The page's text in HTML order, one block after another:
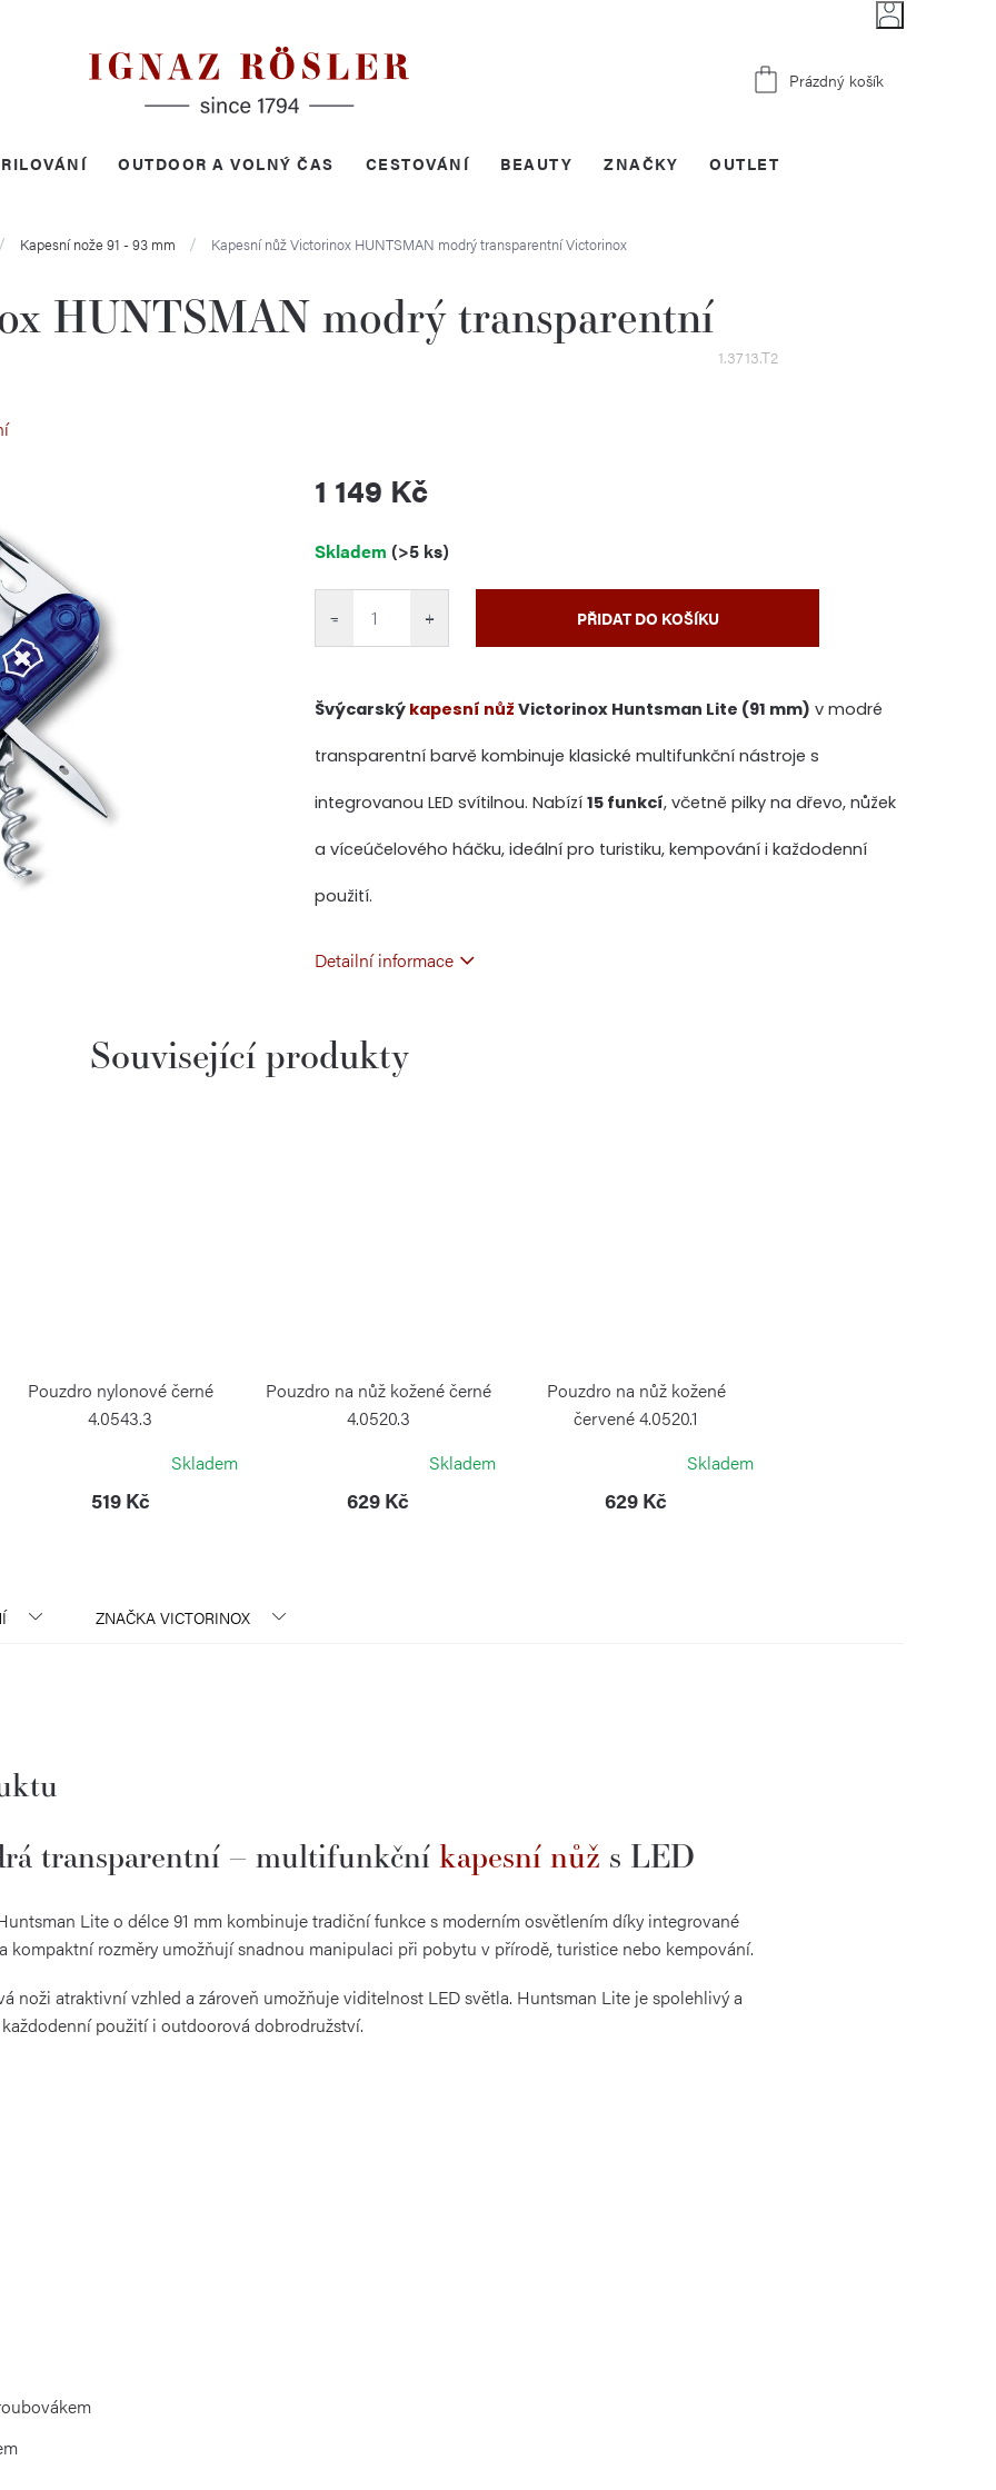
Nákupní
Prázdný košík
OUTDOOR A VOLNÝ ČAS CESTOVÁNÍ BEAUTY OUTLET
ZNAČKY
Kapesní nože 91 - 93 mm Kapesní nůž Victorinox HUNTSMAN modrý transparentníVictorinox
HUNTSMAN modrý transparentní
1.3713.T2
1 149 Kč
cena:
Skladem (>5 ks)
+
− PŘIDAT DO KOŠÍKU
Švýcarský kapesní nůž Victorinox Huntsman Lite (91 mm) v modré
transparentní barvě kombinuje klasické multifunkční nástroje s
integrovanou LED svítilnou. Nabízí 15 funkcí, včetně pilky na dřevo, nůžek
a víceúčelového háčku, ideální pro turistiku, kempování i každodenní
použití.
Detailní informace
Související produkty
Pouzdro nylonové černé
4.0543.3
Skladem
519 Kč
Pouzdro na nůž kožené černé
4.0520.3
Skladem
629 Kč
Pouzdro na nůž kožené
červené 4.0520.1
Skladem
629 Kč
ZNAČKA VICTORINOX
transparentní – multifunkční kapesní nůž s LED
Lite o délce 91 mm kombinuje tradiční funkce s moderním osvětlením díky integrované
kompaktní rozměry umožňují snadnou manipulaci při pobytu v přírodě, turistice nebo kempování.
noži atraktivní vzhled a zároveň umožňuje viditelnost LED světla. Huntsman Lite je spolehlivý a
použití i outdoorová dobrodružství.